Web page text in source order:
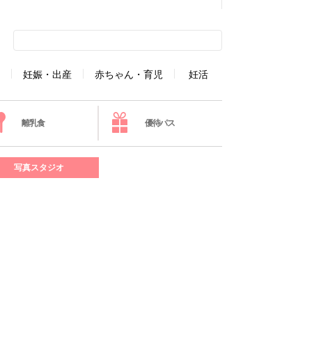
妊娠・出産 赤ちゃん・育児 妊活
離乳食 優待パス
写真スタジオ